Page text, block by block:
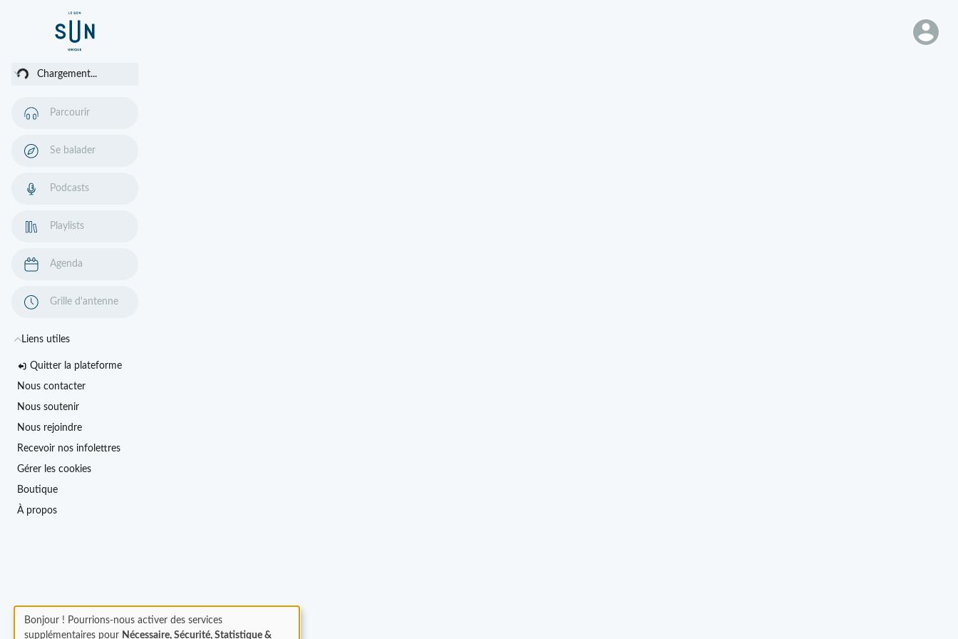
Chargement...
Parcourir
Se balader
Podcasts
Playlists
Agenda
Grille d'antenne
Liens utiles
Quitter la plateforme
Nous contacter
Nous soutenir
Nous rejoindre
Recevoir nos infolettres
Gérer les cookies
Boutique
À propos
Bonjour ! Pourrions-nous activer des services
supplémentaires pour Nécessaire, Sécurité, Statistique &